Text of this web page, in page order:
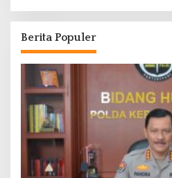
Berita Populer